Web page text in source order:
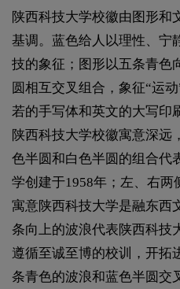
陕西科技大学校徽由图形和
基调。蓝色给人以理性、宁
技的象征；图形以五条青色
圆相互交叉组合，象征“运
若的手写体和英文的大写印
陕西科技大学校徽寓意深远
色半圆和白色半圆的组合代
学创建于1958年；左、右两
寓意陕西科技大学是融东西
条向上的波浪代表陕西科技
遵循至诚至博的校训，开拓
条青色的波浪和蓝色半圆交